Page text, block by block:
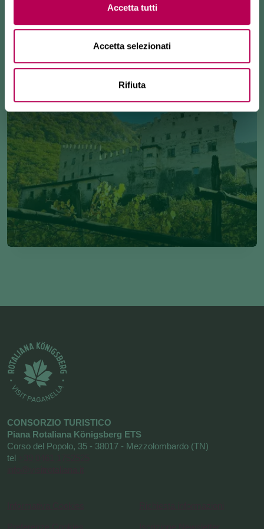
Accetta tutti
Accetta selezionati
Rifiuta
giornate FAI,Palazzi Aperti
durante eventi.
CONSORZIO TURISTICO
Piana Rotaliana Königsberg ETS
Corso del Popolo, 35 - 38017 - Mezzolombardo (TN)
tel